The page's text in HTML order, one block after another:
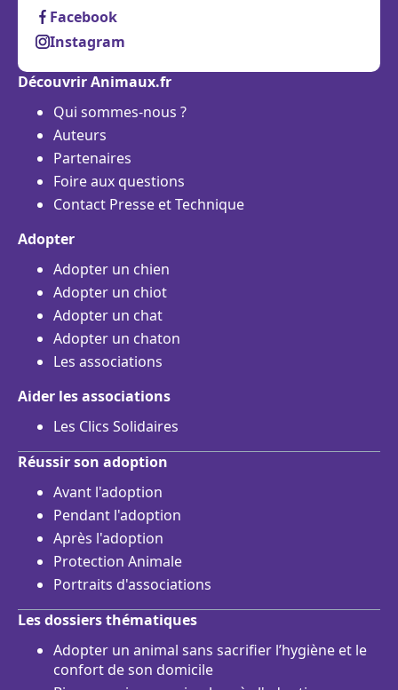
Facebook
Instagram
Découvrir Animaux.fr
Qui sommes-nous ?
Auteurs
Partenaires
Foire aux questions
Contact Presse et Technique
Adopter
Adopter un chien
Adopter un chiot
Adopter un chat
Adopter un chaton
Les associations
Aider les associations
Les Clics Solidaires
Réussir son adoption
Avant l'adoption
Pendant l'adoption
Après l'adoption
Protection Animale
Portraits d'associations
Les dossiers thématiques
Adopter un animal sans sacrifier l’hygiène et le
confort de son domicile